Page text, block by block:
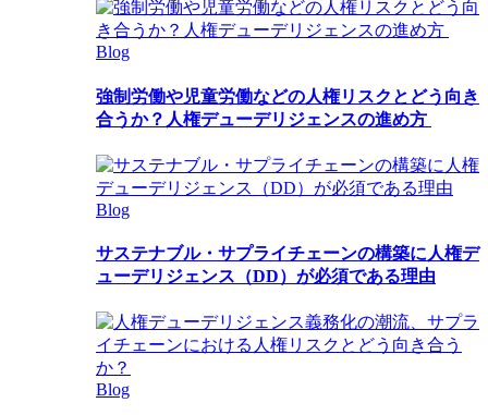
Blog
強制労働や児童労働などの人権リスクとどう向き
合うか？人権デューデリジェンスの進め方
Blog
サステナブル・サプライチェーンの構築に人権デ
ューデリジェンス（DD）が必須である理由
Blog